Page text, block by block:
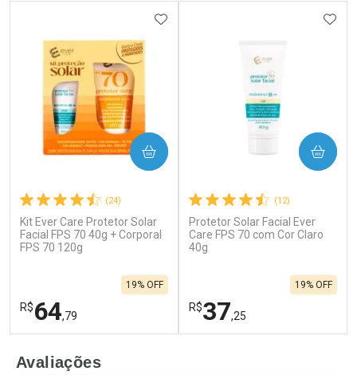
(24)
Kit Ever Care Protetor Solar
Facial FPS 70 40g + Corporal
FPS 70 120g
R$64,79
19% OFF
ADICIONAR AOS FAVORITOS
COMPRAR
(12)
Protetor Solar Facial Ever
Care FPS 70 com Cor Claro
40g
R$37,25
19% OFF
COMPRAR
Avaliações